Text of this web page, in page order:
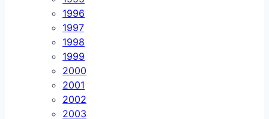
1996
1997
1998
1999
2000
2001
2002
2003